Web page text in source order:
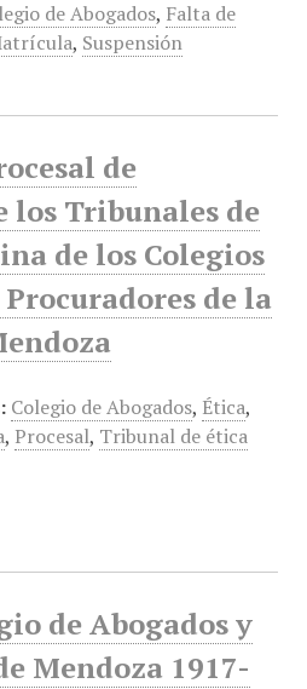
de Abogados, Falta de
, Suspensión
de
los Tribunales de
de los Colegios
de la
Colegio de Abogados, Ética,
, Procesal, Tribunal de ética
de Abogados y
Mendoza 1917-